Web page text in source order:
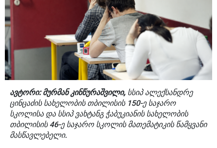
ავტორი: მურმან კინწურაშვილი, სსიპ ალექსანდრე
ცინცაძის სახელობის თბილისის 150-ე საჯარო
სკოლისა და სსიპ ვახტანგ ჭაბუკიანის სახელობის
თბილისის 46-ე საჯარო სკოლის მათემატიკის წამყვანი
მასწავლებელი.